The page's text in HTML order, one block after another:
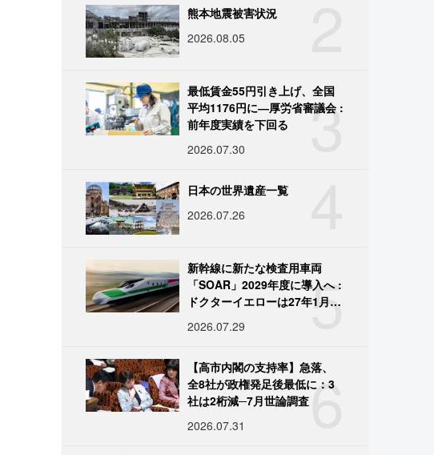
熊本地震被害状況
2026.08.05
3
最低賃金55円引き上げ、全国
平均1176円に―厚労省審議会 :
前年度実績を下回る
2026.07.30
日本の世界遺産一覧
2026.07.26
5
新幹線に新たな検査用車両
「SOAR」2029年度に導入へ :
ドクターイエローは27年1月に
2026.07.29
6
【高市内閣の支持率】急落、
全8社が政権発足後最低に：3
社は2桁減─7月世論調査
2026.07.31